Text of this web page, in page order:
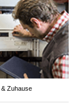
Zuhause